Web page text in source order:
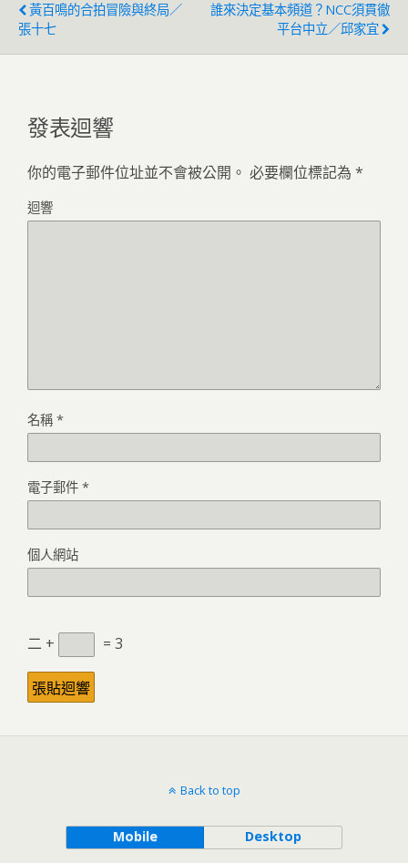
黃百鳴的合拍冒險與終局／
張十七
誰來決定基本頻道？NCC須貫徹
平台中立／邱家宜
發表迴響
你的電子郵件位址並不會被公開。 必要欄位標記為 *
迴響
名稱 *
電子郵件 *
個人網站
二 + = 3
Back to top
Mobile Desktop